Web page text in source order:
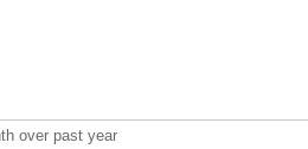
over past year